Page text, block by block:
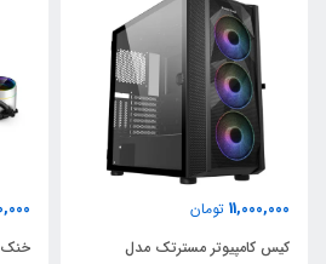
19,500,000
خنک کننده پردازنده دیپ کول مدل